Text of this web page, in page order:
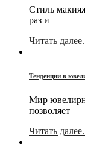
Стиль
раз и
Читать
Тенденции в
Мир
позволяет
Читать